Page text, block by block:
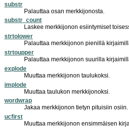
substr
Palauttaa osan merkkijonosta.
substr_count
Laskee merkkijonon esiintymiset
strtolower
Palauttaa merkkijonon pienillä
strtoupper
Palauttaa merkkijonon suurilla
explode
Muuttaa merkkijonon taulukoksi.
implode
Muuttaa taulukon merkkijonoksi.
wordwrap
Jakaa merkkijonon tietyn pituisiin osiin.
ucfirst
Muuttaa merkkijonon ensimmäisen